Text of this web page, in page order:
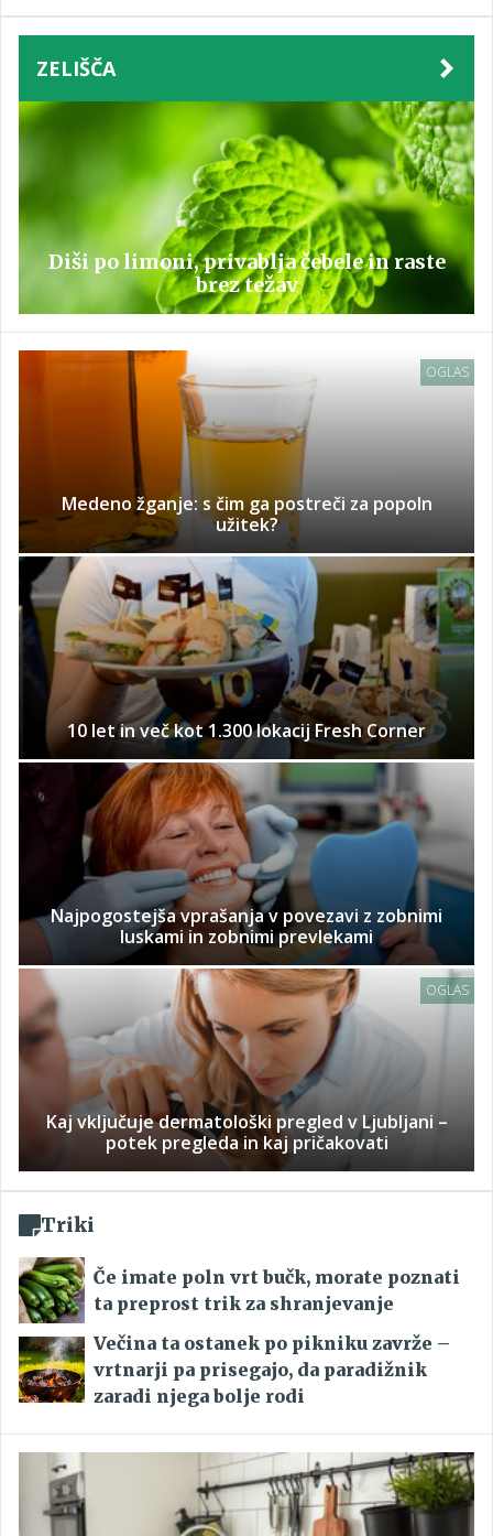
ZELIŠČA
Diši po limoni, privablja čebele in raste
brez težav
OGLAS
Medeno žganje: s čim ga postreči za popoln
užitek?
10 let in več kot 1.300 lokacij Fresh Corner
Najpogostejša vprašanja v povezavi z zobnimi
luskami in zobnimi prevlekami
OGLAS
Kaj vključuje dermatološki pregled v Ljubljani –
potek pregleda in kaj pričakovati
Triki
Če imate poln vrt bučk, morate poznati
ta preprost trik za shranjevanje
Večina ta ostanek po pikniku zavrže –
vrtnarji pa prisegajo, da paradižnik
zaradi njega bolje rodi